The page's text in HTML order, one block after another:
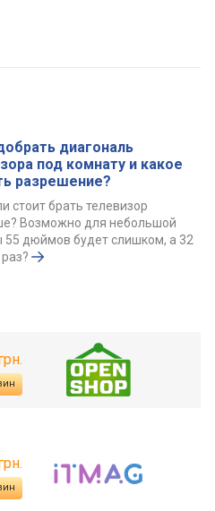
диагональ
под комнату и какое
разрешение?
стоит брать телевизор
Возможно для небольшой
55 дюймов будет слишком, а 32